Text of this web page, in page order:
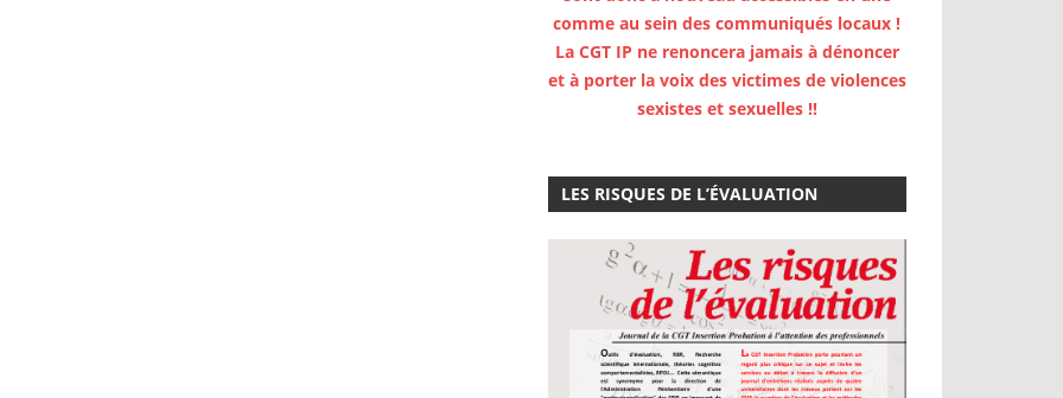
comme au sein des communiqués locaux !
La CGT IP ne renoncera jamais à dénoncer
et à porter la voix des victimes de violences
sexistes et sexuelles !!
LES RISQUES DE L’ÉVALUATION